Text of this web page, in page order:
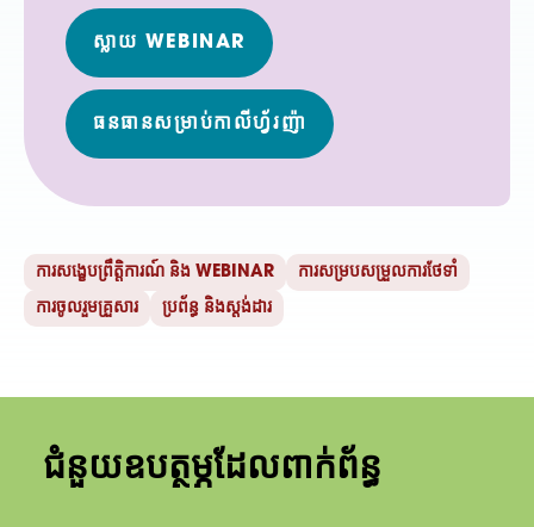
ស្លាយ WEBINAR
ធនធានសម្រាប់កាលីហ្វ័រញ៉ា
ការសង្ខេបព្រឹត្តិការណ៍ និង WEBINAR
ការសម្របសម្រួលការថែទាំ
ការចូលរួមគ្រួសារ
ប្រព័ន្ធ និងស្តង់ដារ
ជំនួយឧបត្ថម្ភដែលពាក់ព័ន្ធ